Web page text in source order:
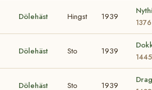
Dölehäst Hingst 1939
Dölehäst Sto 1939
Dölehäst Sto 1939